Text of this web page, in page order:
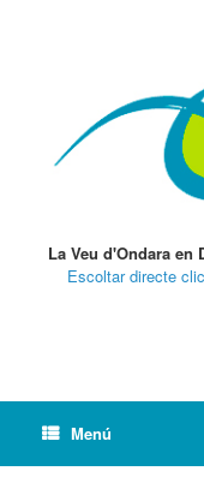
La Veu d'Ondara en
Escoltar directe
Menú